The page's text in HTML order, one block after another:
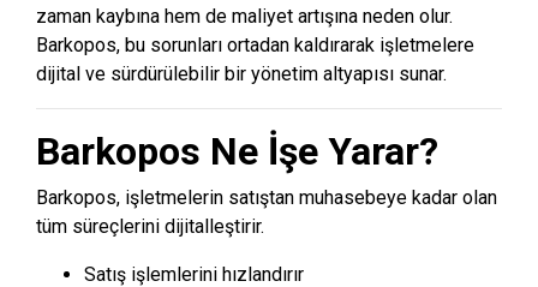
zaman kaybına hem de maliyet artışına neden olur.
Barkopos, bu sorunları ortadan kaldırarak işletmelere
dijital ve sürdürülebilir bir yönetim altyapısı sunar.
Barkopos Ne İşe Yarar?
Barkopos, işletmelerin satıştan muhasebeye kadar olan
tüm süreçlerini dijitalleştirir.
Satış işlemlerini hızlandırır